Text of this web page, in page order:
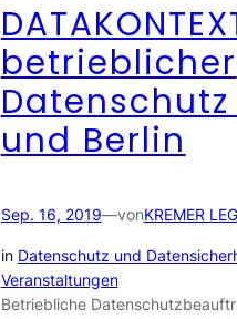
betrieblicher
und Berlin
Sep. 16, 2019—vonKREMER
in Datenschutz und
Veranstaltungen
Betriebliche